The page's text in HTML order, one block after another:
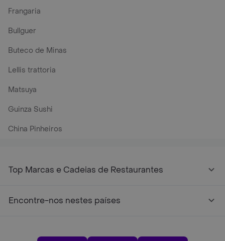
Frangaria
Bullguer
Buteco de Minas
Lellis trattoria
Matsuya
Guinza Sushi
China Pinheiros
Top Marcas e Cadeias de Restaurantes
Encontre-nos nestes países